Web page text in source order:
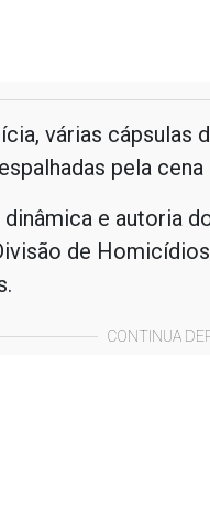
várias
pela
e autoria
de
CONTINUA